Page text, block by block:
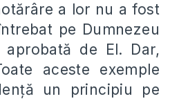
a lor nu a fost
pe Dumnezeu
de El. Dar,
aceste exemple
un principiu pe